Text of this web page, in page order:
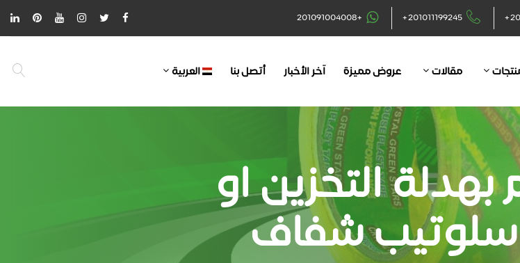
+201011199245
+201091004008
مقالات عروض مميزة آخر الأخبار أتصل بنا العربية
التخزين او
سلوتيب شفاف